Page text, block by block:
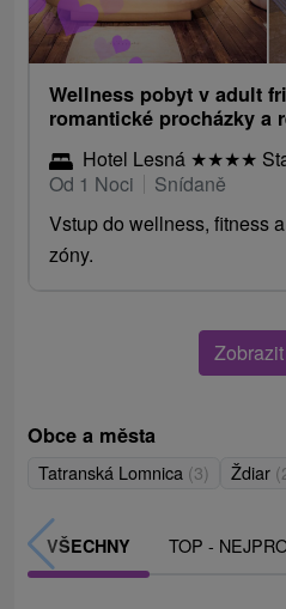
Wellness pobyt v adult
romantické procházky a
Hotel Lesná ★★★★
Od 1 Noci
Snídaně
Vstup do wellness, fitness
zóny.
Obce a města
Tatranská Lomnica (3) Ždiar
VŠECHNY TOP -